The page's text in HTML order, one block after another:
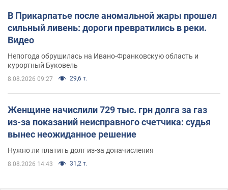
В Прикарпатье после аномальной жары прошел
сильный ливень: дороги превратились в реки.
Видео
Непогода обрушилась на Ивано-Франковскую область и
курортный Буковель
8.08.2026 09:27 29,6 т.
Женщине начислили 729 тыс. грн долга за газ
из-за показаний неисправного счетчика: судья
вынес неожиданное решение
Нужно ли платить долг из-за доначисления
8.08.2026 14:43 31,2 т.